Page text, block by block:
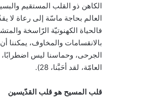
الكاهن ذو القلب المستقيم
العالم بحاجة ماسّة إلى رعاة
فالحياة الكهنوتيّة الرّاسخة
بالانقسامات والمخاوف،
الجرحى، وحماسنا ليس اضطرابًا،
العامّة، لقد أحَبَّنا، 28).
قلب المسيح هو قلب القدّيسين